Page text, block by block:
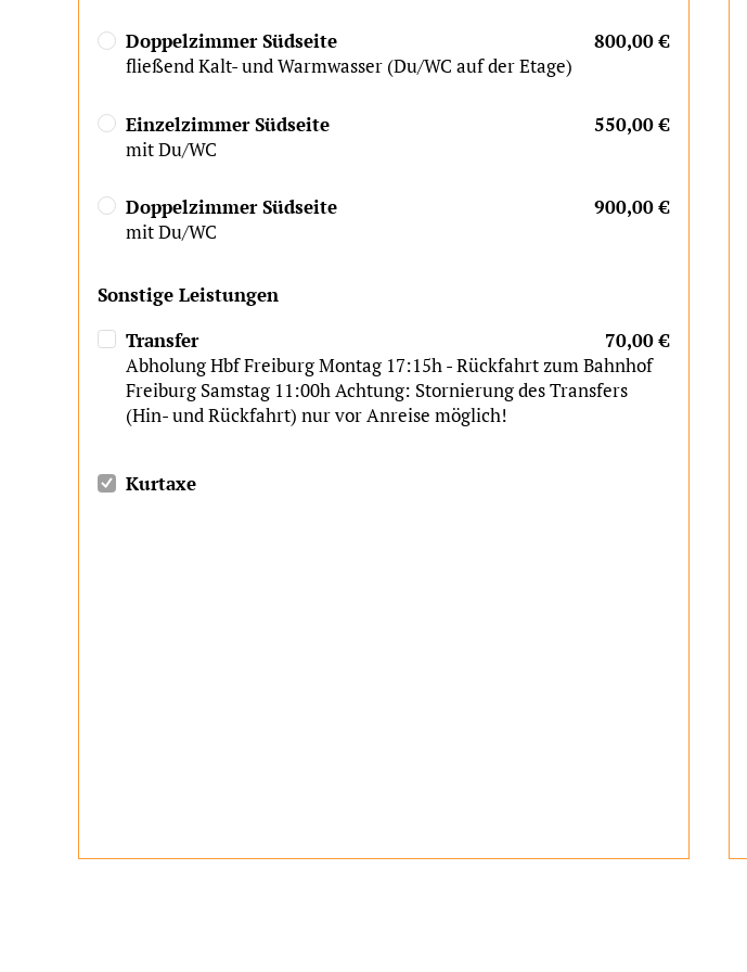
Doppelzimmer Südseite
fließend Kalt- und Warmwasser (Du/WC auf der Etage)
800,00 €
Einzelzimmer Südseite
mit Du/WC
550,00 €
Doppelzimmer Südseite
mit Du/WC
900,00 €
Sonstige Leistungen
Transfer
Abholung Hbf Freiburg Montag 17:15h - Rückfahrt zum Bahnhof
Freiburg Samstag 11:00h
70,00 €
Achtung: Stornierung des Transfers
(Hin- und Rückfahrt) nur vor Anreise möglich!
Kurtaxe